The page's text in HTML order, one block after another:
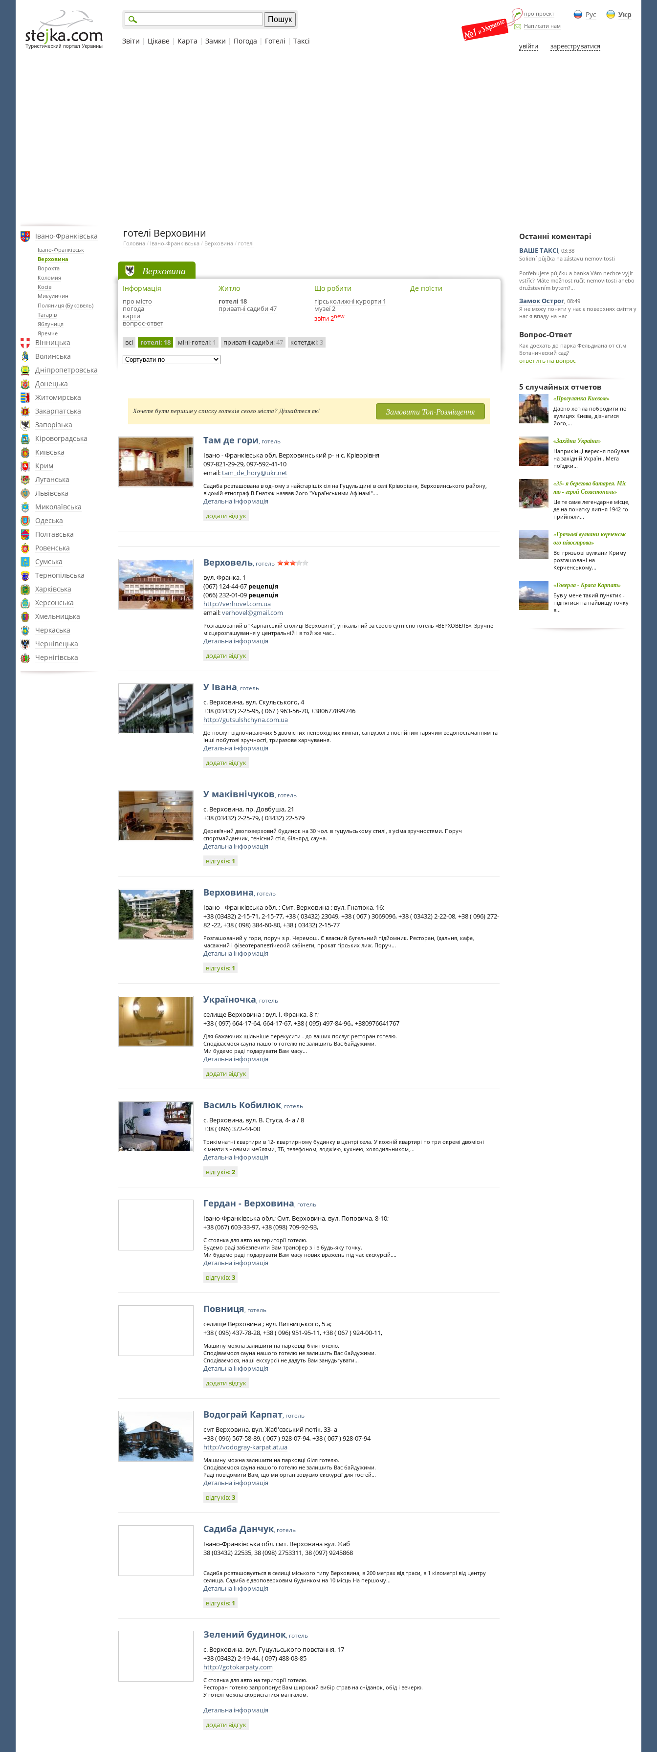
Рус Укр
про проект
Написати нам
увійти зареєструватися
Звіти | Цікаве | Карта | Замки | Погода | Готелі | Таксі
Івано-Франківська
Івано-Франківськ
Верховина
Ворохта
Коломия
Косів
Микуличин
Поляниця (Буковель)
Татарів
Яблуниця
Яремче
Вінницька
Волинська
Дніпропетровська
Донецька
Житомирська
Закарпатська
Запорізька
Кіровоградська
Київська
Крим
Луганська
Львівська
Миколаївська
Одеська
Полтавська
Ровенська
Сумська
Тернопільська
Харківська
Херсонська
Хмельницька
Черкаська
Чернівецька
Чернігівська
готелі Верховини
Головна / Івано-Франківська / Верховина / готелі
Верховина
Інформація
про місто
погода
карти
вопрос-ответ
Житло
готелі 18
приватні садиби 47
Що робити
гірськолижні курорти 1
музеї 2
звіти 2new
Де поїсти
всі готелі: 18 міні-готелі: 1 приватні садиби: 47 котетджі: 3
Хочете бути першим у списку готелів свого міста? Дізнайтеся як! Замовити Топ-Розміщення
Там де гори, готель
Івано - Франківська обл. Верховинський р- н с. Кріворівня
097-821-29-29, 097-592-41-10
email:tam_de_hory@ukr.net
Садиба розташована в одному з найстарішіх сіл на Гуцульщині в селі Кріворівня, Верховинського району,
відомій етнограф В.Гнатюк назвав його "Українськими Афінамі"....
Детальна інформація
додати відгук
Верховель, готель
вул. Франка, 1
(067) 124-44-67 рецепція
(066) 232-01-09 рецепція
http://verhovel.com.ua
email:verhovel@gmail.com
Розташований в "Карпатській столиці Верховині", унікальний за своєю сутністю готель «ВЕРХОВЕЛЬ». Зручне
місцерозташування у центральній і в той же час...
Детальна інформація
додати відгук
У Івана, готель
с. Верховина, вул. Скульського, 4
+38 (03432) 2-25-95, ( 067 ) 963-56-70, +380677899746
http://gutsulshchyna.com.ua
До послуг відпочиваючих 5 двомісних непрохідних кімнат, санвузол з постійним гарячим водопостачанням та
інші побутові зручності, триразове харчування.
Детальна інформація
додати відгук
У маківнічуков, готель
с. Верховина, пр. Довбуша, 21
+38 (03432) 2-25-79, ( 03432) 22-579
Дерев'яний двоповерховий будинок на 30 чол. в гуцульському стилі, з усіма зручностями. Поруч
спортмайданчик, тенісний стіл, більярд, сауна.
Детальна інформація
відгуків: 1
Верховина, готель
Івано - Франківська обл. ; Смт. Верховина ; вул. Гнатюка, 16;
+38 (03432) 2-15-71, 2-15-77, +38 ( 03432) 23049, +38 ( 067 ) 3069096, +38 ( 03432) 2-22-08, +38 ( 096) 272-
82 -22, +38 ( 098) 384-60-80, +38 ( 03432) 2-15-77
Розташований у гори, поруч з р. Черемош. Є власний бугельний підйомник. Ресторан, їдальня, кафе,
масажний і фізеотерапевтіческій кабінети, прокат гірських лиж. Поруч...
Детальна інформація
відгуків: 1
Україночка, готель
селище Верховина ; вул. І. Франка, 8 г;
+38 ( 097) 664-17-64, 664-17-67, +38 ( 095) 497-84-96,, +380976641767
Для бажаючих щільніше перекусити - до ваших послуг ресторан готелю.
Сподіваємося сауна нашого готелю не залишить Вас байдужими.
Ми будемо раді подарувати Вам масу...
Детальна інформація
додати відгук
Василь Кобилюк, готель
с. Верховина, вул. В. Стуса, 4- а / 8
+38 ( 096) 372-44-00
Трикімнатні квартири в 12- квартирному будинку в центрі села. У кожній квартирі по три окремі двомісні
кімнати з новими меблями, ТБ, телефоном, лоджією, кухнею, холодильником,...
Детальна інформація
відгуків:2
Гердан - Верховина, готель
Івано-Франківська обл.; Смт. Верховина, вул. Поповича, 8-10;
+38 (067) 603-33-97, +38 (098) 709-92-93,
Є стоянка для авто на території готелю.
Будемо раді забезпечити Вам трансфер з і в будь-яку точку.
Ми будемо раді подарувати Вам масу нових вражень під час екскурсій....
Детальна інформація
відгуків:3
Повниця, готель
селище Верховина ; вул. Витвицького, 5 а;
+38 ( 095) 437-78-28, +38 ( 096) 951-95-11, +38 ( 067 ) 924-00-11,
Машину можна залишити на парковці біля готелю.
Сподіваємося сауна нашого готелю не залишить Вас байдужими.
Сподіваємося, наші екскурсії не дадуть Вам занудьгувати...
Детальна інформація
додати відгук
Водограй Карпат, готель
смт Верховина, вул. Жаб'євський потік, 33- а
+38 ( 096) 567-58-89, ( 067 ) 928-07-94, +38 ( 067 ) 928-07-94
http://vodogray-karpat.at.ua
Машину можна залишити на парковці біля готелю.
Сподіваємося сауна нашого готелю не залишить Вас байдужими.
Раді повідомити Вам, що ми організовуємо екскурсії для гостей...
Детальна інформація
відгуків:3
Садиба Данчук, готель
Івано-Франківська обл. смт. Верховина вул. Жаб
38 (03432) 22535, 38 (098) 2753311, 38 (097) 9245868
Садиба розташовується в селищі міського типу Верховина, в 200 метрах від траси, в 1 кілометрі від центру
селища. Садиба є двоповерховим будинком на 10 місць На першому...
Детальна інформація
відгуків: 1
Зелений будинок, готель
с. Верховина, вул. Гуцульського повстання, 17
+38 (03432) 2-19-44, ( 097) 488-08-85
http://gotokarpaty.com
Є стоянка для авто на території готелю.
Ресторан готелю запропонує Вам широкий вибір страв на сніданок, обід і вечерю.
У готелі можна скористатися мангалом.
Детальна інформація
додати відгук
Останні коментарі
ВАШЕ ТАКСІ, 03:38
Solidní půjčka na zástavu nemovitosti
Potřebujete půjčku a banka Vám nechce vyjít
vstříc? Máte možnost ručit nemovitosti anebo
družstevním bytem?...
Замок Острог, 08:49
Я не можу поняти у нас є поверхнях сміття у
нас я впаду на нас
Вопрос-Ответ
Как доехать до парка Фельдмана от ст.м
Ботанический сад?
ответить на вопрос
5 случайных отчетов
«Прогулянка Києвом»
Давно хотіла побродити по
вулицях Києва, дізнатися
його,...
«Західна Україна»
Наприкінці вересня побував
на західній Україні. Мета
поїздки...
«35- я берегова батарея. Міс
то - герой Севастополь»
Це те саме легендарне місце,
де на початку липня 1942 го
прийняли...
«Грязьові вулкани керченськ
ого півострова»
Всі грязьові вулкани Криму
розташовані на
Керченському...
«Говерла - Краса Карпат»
Був у мене такий пунктик -
піднятися на найвищу точку
в...